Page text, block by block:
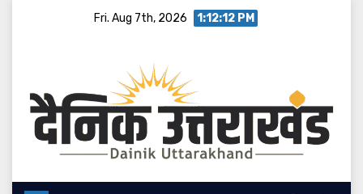
Fri. Aug 7th, 2026 1:12:13 PM